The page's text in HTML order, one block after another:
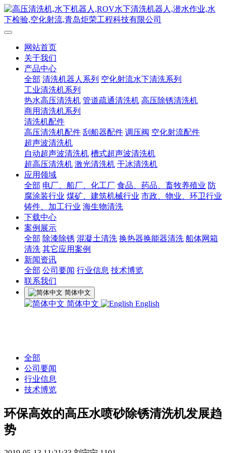
网站首页
关于我们
产品中心
全部 清洗机器人系列 空化射流水下清洗系列
工业清洗机系列
热水高压清洗机 管道疏通清洗机 高压除锈清洗机
商用清洗机系列
清洗机配件
高压清洗机配件 刮船器配件 调压阀 空化射流配件
超声波清洗机
自动超声波清洗机 槽式超声波清洗机
超高压清洗机 激光清洗机 干冰清洗机
应用领域
全部 电厂、船厂、化工厂 食品、药品、畜牧养殖业 防
腐涂装行业 煤矿、建筑机械行业 市政、物业、环卫行业
铸件、加工行业 海生物清洗
下载中心
案例展示
全部 除漆除锈 混凝土清洗 换热器换能器清洗 船体网箱
清洗 其它应用案例
新闻资讯
全部 公司要闻 行业信息 技术博览
联系我们
简体中文
简体中文 English
全部
公司要闻
行业信息
技术博览
环保高效的高压水喷砂除锈清洗机发展趋
势